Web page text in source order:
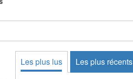
Les plus lus Les plus récents